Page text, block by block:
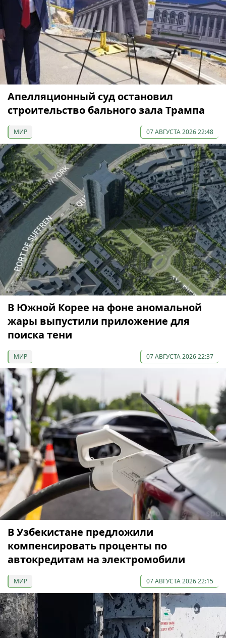
Апелляционный суд остановил
строительство бального зала Трампа
МИР 07 АВГУСТА 2026 22:48
В Южной Корее на фоне аномальной
жары выпустили приложение для
поиска тени
МИР 07 АВГУСТА 2026 22:37
В Узбекистане предложили
компенсировать проценты по
автокредитам на электромобили
МИР 07 АВГУСТА 2026 22:15